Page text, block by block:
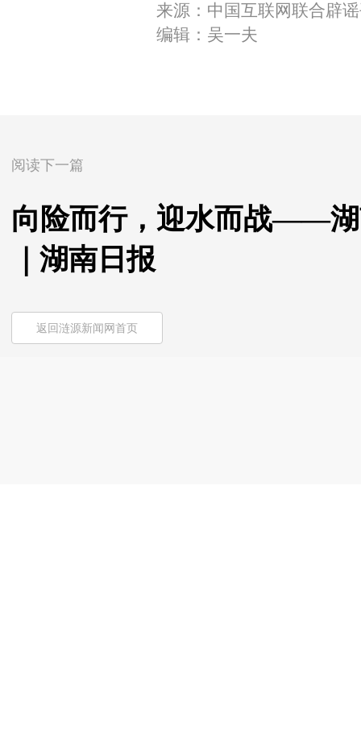
来源：中国互联网联合辟
编辑：吴一夫
阅读下一篇
向险而行，迎水而战——湖
｜湖南日报
返回涟源新闻网首页